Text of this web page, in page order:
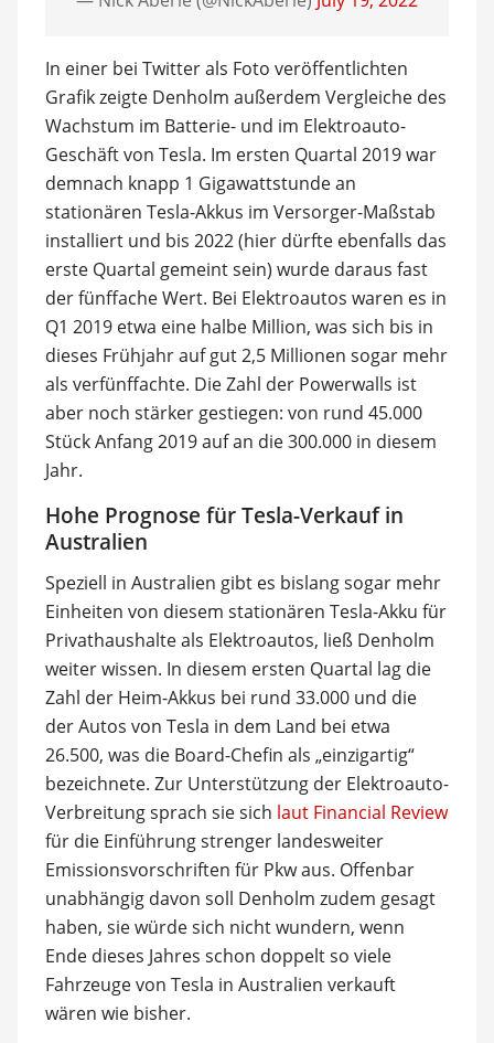
In einer bei Twitter als Foto veröffentlichten
Grafik zeigte Denholm außerdem Vergleiche des
Wachstum im Batterie- und im Elektroauto-
Geschäft von Tesla. Im ersten Quartal 2019 war
demnach knapp 1 Gigawattstunde an
stationären Tesla-Akkus im Versorger-Maßstab
installiert und bis 2022 (hier dürfte ebenfalls das
erste Quartal gemeint sein) wurde daraus fast
der fünffache Wert. Bei Elektroautos waren es in
Q1 2019 etwa eine halbe Million, was sich bis in
dieses Frühjahr auf gut 2,5 Millionen sogar mehr
als verfünffachte. Die Zahl der Powerwalls ist
aber noch stärker gestiegen: von rund 45.000
Stück Anfang 2019 auf an die 300.000 in diesem
Jahr.
Hohe Prognose für Tesla-Verkauf in
Australien
Speziell in Australien gibt es bislang sogar mehr
Einheiten von diesem stationären Tesla-Akku für
Privathaushalte als Elektroautos, ließ Denholm
weiter wissen. In diesem ersten Quartal lag die
Zahl der Heim-Akkus bei rund 33.000 und die
der Autos von Tesla in dem Land bei etwa
26.500, was die Board-Chefin als „einzigartig“
bezeichnete. Zur Unterstützung der Elektroauto-
Verbreitung sprach sie sich laut Financial Review
für die Einführung strenger landesweiter
Emissionsvorschriften für Pkw aus. Offenbar
unabhängig davon soll Denholm zudem gesagt
haben, sie würde sich nicht wundern, wenn
Ende dieses Jahres schon doppelt so viele
Fahrzeuge von Tesla in Australien verkauft
wären wie bisher.